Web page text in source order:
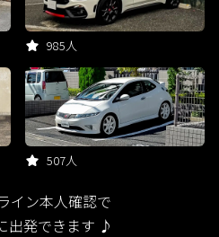
985人
507人
イン本人確認で
出発できます ♪